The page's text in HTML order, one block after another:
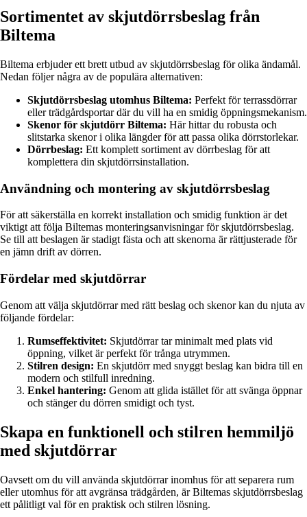
Sortimentet av skjutdörrsbeslag från
Biltema
Biltema erbjuder ett brett utbud av skjutdörrsbeslag för olika ändamål.
Nedan följer några av de populära alternativen:
Skjutdörrsbeslag utomhus Biltema: Perfekt för terrassdörrar
eller trädgårdsportar där du vill ha en smidig öppningsmekanism.
Skenor för skjutdörr Biltema: Här hittar du robusta och
slitstarka skenor i olika längder för att passa olika dörrstorlekar.
Dörrbeslag: Ett komplett sortiment av dörrbeslag för att
komplettera din skjutdörrsinstallation.
Användning och montering av skjutdörrsbeslag
För att säkerställa en korrekt installation och smidig funktion är det
viktigt att följa Biltemas monteringsanvisningar för skjutdörrsbeslag.
Se till att beslagen är stadigt fästa och att skenorna är rättjusterade för
en jämn drift av dörren.
Fördelar med skjutdörrar
Genom att välja skjutdörrar med rätt beslag och skenor kan du njuta av
följande fördelar:
Rumseffektivitet: Skjutdörrar tar minimalt med plats vid
öppning, vilket är perfekt för trånga utrymmen.
Stilren design: En skjutdörr med snyggt beslag kan bidra till en
modern och stilfull inredning.
Enkel hantering: Genom att glida istället för att svänga öppnar
och stänger du dörren smidigt och tyst.
Skapa en funktionell och stilren hemmiljö
med skjutdörrar
Oavsett om du vill använda skjutdörrar inomhus för att separera rum
eller utomhus för att avgränsa trädgården, är Biltemas skjutdörrsbeslag
ett pålitligt val för en praktisk och stilren lösning.